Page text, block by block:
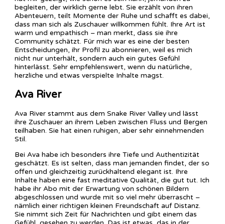
begleiten, der wirklich gerne lebt. Sie erzählt von ihren
Abenteuern, teilt Momente der Ruhe und schafft es dabei,
dass man sich als Zuschauer willkommen fühlt. Ihre Art ist
warm und empathisch – man merkt, dass sie ihre
Community schätzt. Für mich war es eine der besten
Entscheidungen, ihr Profil zu abonnieren, weil es mich
nicht nur unterhält, sondern auch ein gutes Gefühl
hinterlässt. Sehr empfehlenswert, wenn du natürliche,
herzliche und etwas verspielte Inhalte magst.
Ava River
Ava River stammt aus dem Snake River Valley und lässt
ihre Zuschauer an ihrem Leben zwischen Fluss und Bergen
teilhaben. Sie hat einen ruhigen, aber sehr einnehmenden
Stil.
Bei Ava habe ich besonders ihre Tiefe und Authentizität
geschätzt. Es ist selten, dass man jemanden findet, der so
offen und gleichzeitig zurückhaltend elegant ist. Ihre
Inhalte haben eine fast meditative Qualität, die gut tut. Ich
habe ihr Abo mit der Erwartung von schönen Bildern
abgeschlossen und wurde mit so viel mehr überrascht –
nämlich einer richtigen kleinen Freundschaft auf Distanz.
Sie nimmt sich Zeit für Nachrichten und gibt einem das